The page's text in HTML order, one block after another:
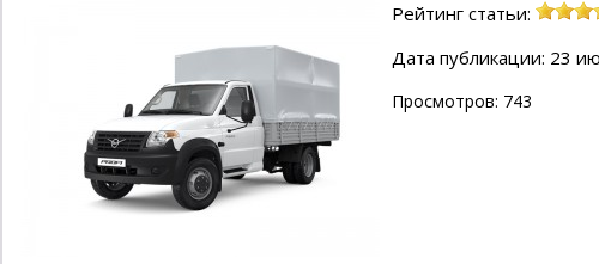
Рейтинг статьи:
Дата публикации: 23
Просмотров: 743